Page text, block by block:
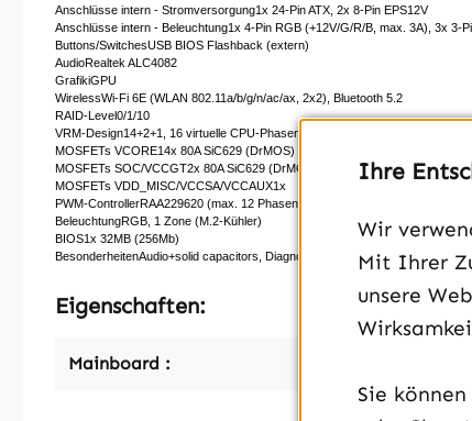
Anschlüsse intern - Stromversorgung1x 24-Pin ATX, 2x 8-Pin EPS12V
Anschlüsse intern - Beleuchtung1x 4-Pin RGB (+12V/​G/​R/​B, max. 3A), 3x 3-
Buttons/SwitchesUSB BIOS Flashback (extern)
AudioRealtek ALC4082
GrafikiGPU
WirelessWi-Fi 6E (WLAN 802.11a/​b/​g/​n/​ac/​ax, 2x2), Bluetooth 5.2
RAID-Level0/​1/​10
VRM-Design14+2+1, 16 virtuelle CPU-Phasen (2x7+2), 9 reale CPU-Phasen
MOSFETs VCORE14x 80A SiC629 (DrMOS)
MOSFETs SOC/VCCGT2x 80A SiC629 (DrMOS)
MOSFETs VDD_MISC/VCCSA/VCCAUX1x
PWM-ControllerRAA229620 (max. 12 Phasen)
BeleuchtungRGB, 1 Zone (M.2-Kühler)
BIOS1x 32MB (256Mb)
BesonderheitenAudio+solid capacitors, Diagnostic LED (LED-Indikatoren), I/​
Eigenschaften:
Mainboard :
Ihre
Wir
Mit Ihrer
unsere
Sie